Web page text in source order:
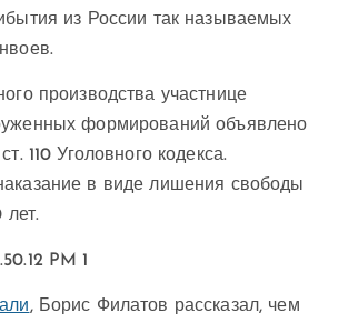
из России так называемых
производства участнице
формирований объявлено
110 Уголовного кодекса.
в виде лишения свободы
лет.
, Борис Филатов рассказал, чем